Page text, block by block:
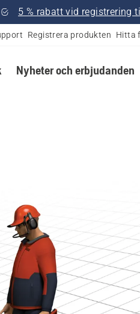
5 % rabatt vid registrering
Registrera produkten Hitta
Nyheter och erbjudanden